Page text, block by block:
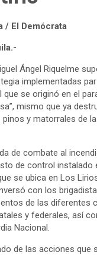
/ El Demócrata
Ángel Riquelme
implementadas
se originó en el
mismo que ya
y matorrales de
de combate al
de control instalado
se ubica en Los
con los
de las diferentes
y federales, así
Nacional.
de las acciones que